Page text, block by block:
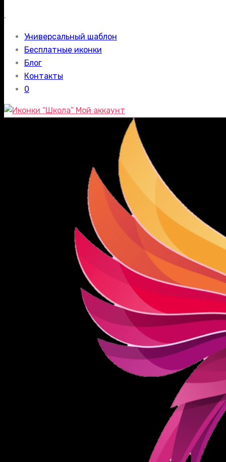
.
Универсальный шаблон
Бесплатные иконки
Блог
Контакты
0
Мой аккаунт